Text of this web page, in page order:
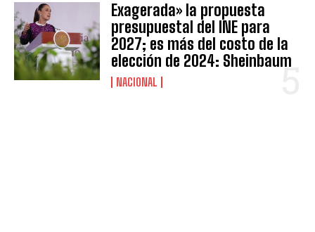
Exagerada» la propuesta
presupuestal del INE para
2027; es más del costo de la
elección de 2024: Sheinbaum
NACIONAL